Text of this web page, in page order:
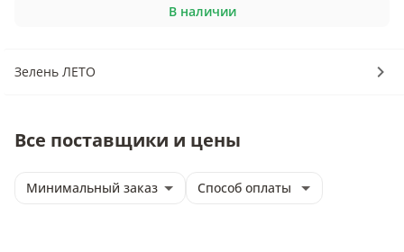
В наличии
Зелень ЛЕТО
Все поставщики и цены
Минимальный заказ Способ оплаты